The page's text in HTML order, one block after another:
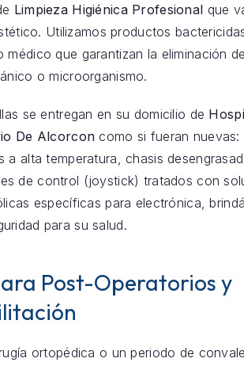
Limpieza Higiénica Profesional que
Utilizamos productos
médico que garantizan la eliminación
o microorganismo.
se entregan en su domicilio de
De Alcorcon como si fueran nuevas:
a alta temperatura, chasis
de control (joystick) tratados con
específicas para electrónica,
para su salud.
Post-Operatorios y
ortopédica o un periodo de